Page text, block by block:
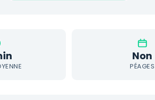
Non
PÉAGES